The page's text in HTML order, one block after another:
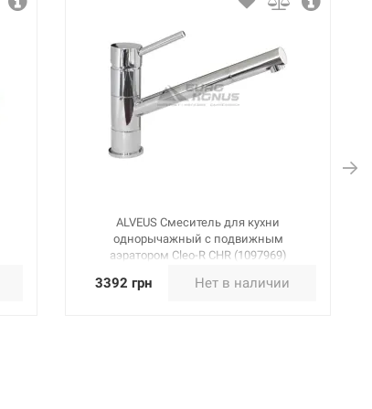
ALVEUS Смеситель для кухни
однорычажный с подвижным
аэратором Cleo-R CHR (1097969)
3392 грн Нет в наличии